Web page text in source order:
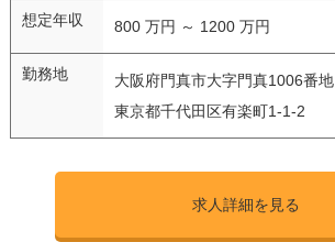
想定年収 800 万円 ～ 1200 万円
勤務地
大阪府門真市大字門真1006番地
東京都千代田区有楽町1-1-2
求人詳細を見る